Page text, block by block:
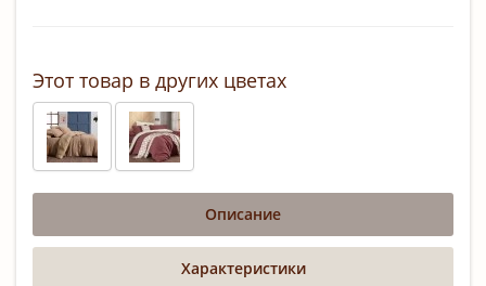
Этот товар в других цветах
Описание
Характеристики